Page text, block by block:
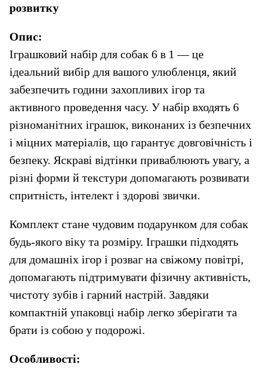
розвитку
Опис:
Іграшковий набір для собак 6 в 1 — це
ідеальний вибір для вашого улюбленця, який
забезпечить години захопливих ігор та
активного проведення часу. У набір входять 6
різноманітних іграшок, виконаних із безпечних
і міцних матеріалів, що гарантує довговічність і
безпеку. Яскраві відтінки приваблюють увагу, а
різні форми й текстури допомагають розвивати
спритність, інтелект і здорові звички.
Комплект стане чудовим подарунком для собак
будь-якого віку та розміру. Іграшки підходять
для домашніх ігор і розваг на свіжому повітрі,
допомагають підтримувати фізичну активність,
чистоту зубів і гарний настрій. Завдяки
компактній упаковці набір легко зберігати та
брати із собою у подорожі.
Особливості: